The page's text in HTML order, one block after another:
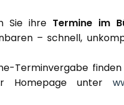
Sie ihre Termine im
– schnell,
Terminvergabe
Homepage unter